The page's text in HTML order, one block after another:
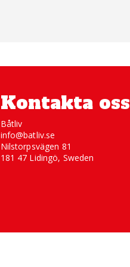
Kontakta oss
Båtliv
info@batliv.se
Nilstorpsvägen 81
181 47 Lidingö, Sweden